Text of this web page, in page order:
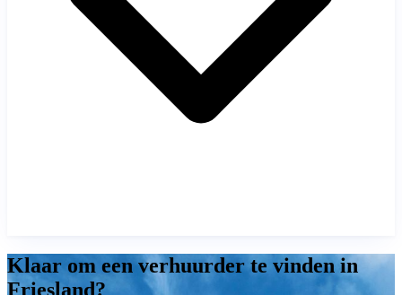
Klaar om een verhuurder te vinden in
Friesland?